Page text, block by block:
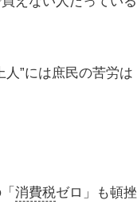
”には庶民の苦労は
消費税ゼロ」も頓挫